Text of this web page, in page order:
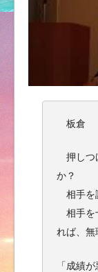
板倉
押しつ
か？
相手を
相手を
れば、無
「成績